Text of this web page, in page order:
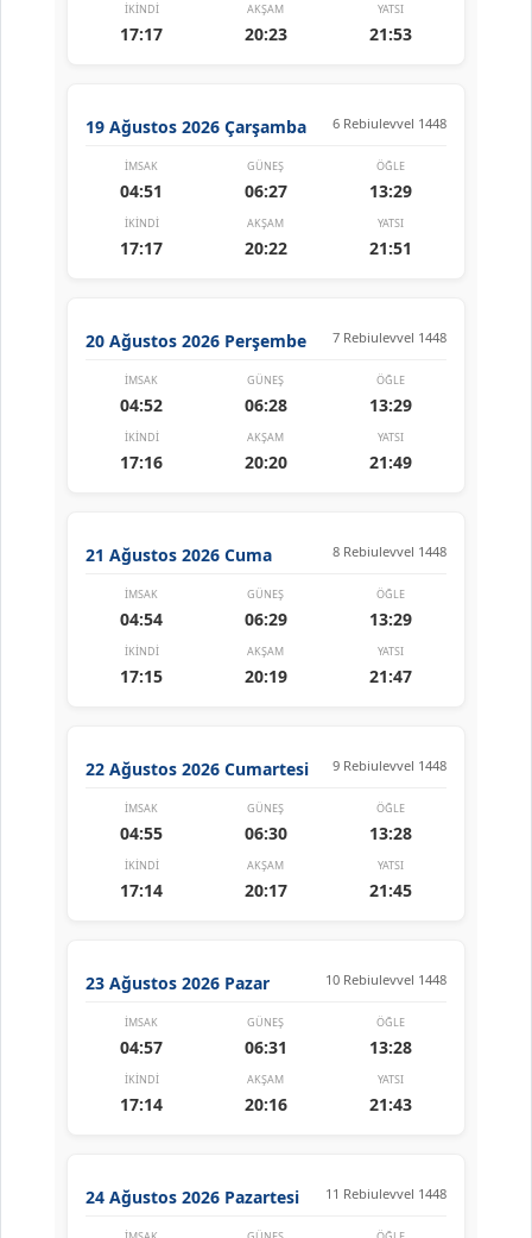
İKINDI
17:17
AKŞAM
20:23
YATSI
21:53
19 Ağustos 2026 Çarşamba 6 Rebiulevvel 1448
İMSAK
04:51
GÜNEŞ
06:27
ÖĞLE
13:29
İKINDI
17:17
AKŞAM
20:22
YATSI
21:51
20 Ağustos 2026 Perşembe 7 Rebiulevvel 1448
İMSAK
04:52
GÜNEŞ
06:28
ÖĞLE
13:29
İKINDI
17:16
AKŞAM
20:20
YATSI
21:49
21 Ağustos 2026 Cuma 8 Rebiulevvel 1448
İMSAK
04:54
GÜNEŞ
06:29
ÖĞLE
13:29
İKINDI
17:15
AKŞAM
20:19
YATSI
21:47
22 Ağustos 2026 Cumartesi 9 Rebiulevvel 1448
İMSAK
04:55
GÜNEŞ
06:30
ÖĞLE
13:28
İKINDI
17:14
AKŞAM
20:17
YATSI
21:45
23 Ağustos 2026 Pazar 10 Rebiulevvel 1448
İMSAK
04:57
GÜNEŞ
06:31
ÖĞLE
13:28
İKINDI
17:14
AKŞAM
20:16
YATSI
21:43
24 Ağustos 2026 Pazartesi 11 Rebiulevvel 1448